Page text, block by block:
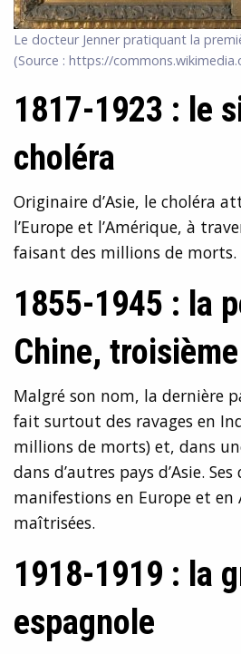
Le docteur Jenner pratiquant la
(Source : https://
1817-1923 : le
choléra
Originaire d’Asie, le choléra
l’Europe et l’Amérique, à
faisant des millions de morts.
1855-1945 : la
Chine,
Malgré son nom, la dernière
fait surtout des ravages en
millions de morts) et, dans
dans d’autres pays d’Asie.
manifestions en Europe et
maîtrisées.
1918-1919 : la
espagnole